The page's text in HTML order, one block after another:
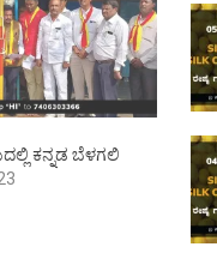
ಕನ್ನಡ ಬೆಳಗಲಿ